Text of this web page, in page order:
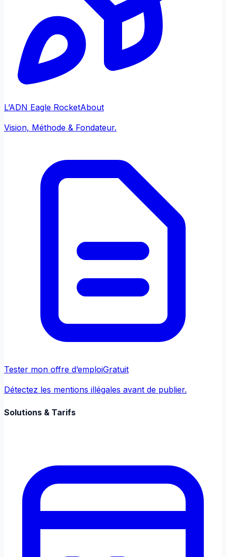
L’ADN Eagle RocketAbout
Vision, Méthode & Fondateur.
Tester mon offre d’emploiGratuit
Détectez les mentions illégales avant de publier.
Solutions & Tarifs